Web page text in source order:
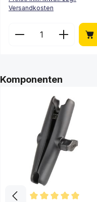
Versandkosten
Produkt Anzahl:
Produktgalerie überspringen
Komponenten